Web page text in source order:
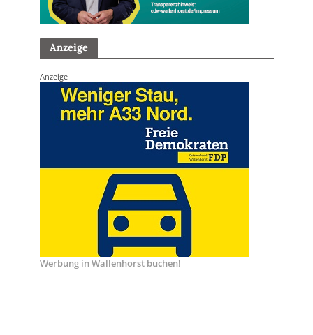
Anzeige
Anzeige
Werbung in Wallenhorst buchen!